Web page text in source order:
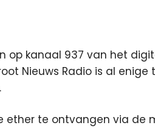
op kanaal 937 van het
Nieuws Radio is al
ether te ontvangen via de